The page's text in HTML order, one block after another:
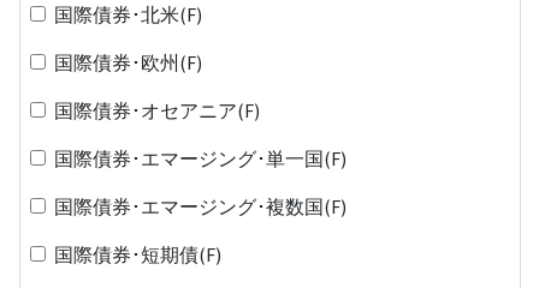
国際債券･北米(F)
国際債券･欧州(F)
国際債券･オセアニア(F)
国際債券･エマージング･単一国(F)
国際債券･エマージング･複数国(F)
国際債券･短期債(F)